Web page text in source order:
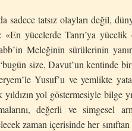
tatsız olayları değil,
«En yücelerde Tanrı’ya
Meleğinin sürülerinin
size, Davut’un kentinde
Yusuf’u ve yemlikte
yol göstermesiyle bilge
değerli ve simgesel
zaman içerisinde her